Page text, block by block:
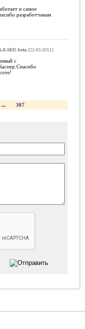
и самое
разработчикам
beta[22-03-2011]
с
... 307